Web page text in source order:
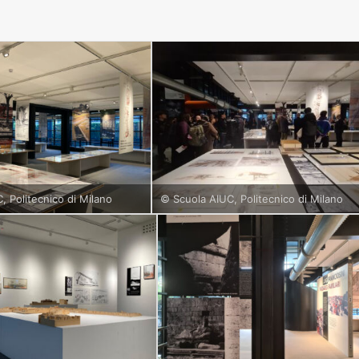
Politecnico di Milano © Scuola AIUC, Politecnico di Milano